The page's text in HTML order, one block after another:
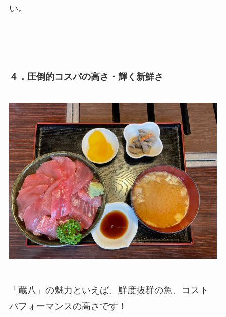
い。
４．圧倒的コスパの高さ・輝く新鮮さ
「蔵八」の魅力といえば、鮮度抜群の魚、コスト
パフォーマンスの高さです！